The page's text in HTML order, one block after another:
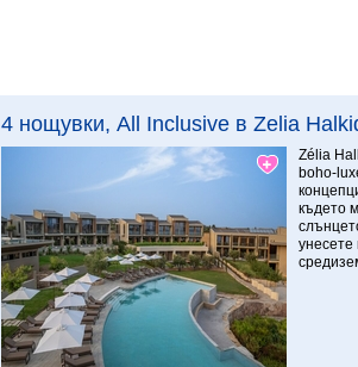
8.78 Превъзходен
4 нощувки, All Inclusive в Zelia
Zélia
boho-
където
унесете